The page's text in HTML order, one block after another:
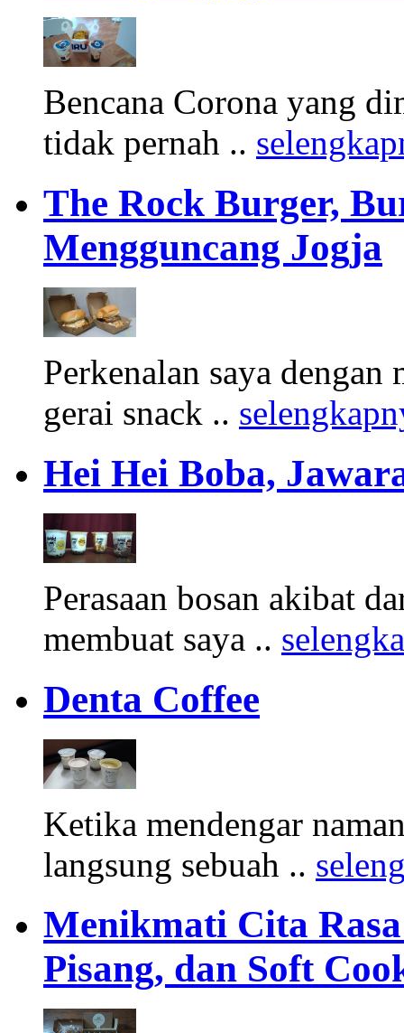
Bencana Corona yang
tidak pernah ..
The Rock Burger,
Mengguncang Jogja
Perkenalan saya
gerai snack ..
Hei Hei Boba,
Perasaan bosan akibat
membuat saya ..
Denta Coffee
Ketika mendengar
langsung sebuah ..
Menikmati Cita
Pisang, dan Soft